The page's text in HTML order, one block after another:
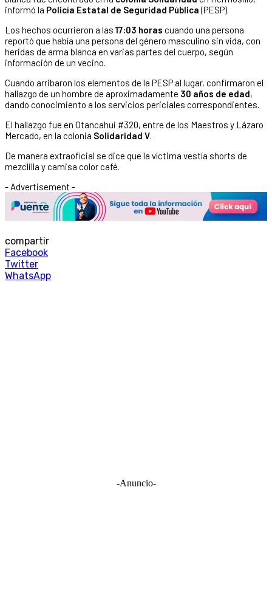
informó la Policía Estatal de Seguridad Pública(PESP).
Los hechos ocurrieron a las 17:03 horas cuando una persona
reportó que había una persona del género masculino sin vida, con
heridas de arma blanca en varias partes del cuerpo, según
información de un vecino.
Cuando arribaron los elementos de la PESP al lugar, confirmaron el
hallazgo de un hombre de aproximadamente 30 años de edad,
dando conocimiento a los servicios periciales correspondientes.
El hallazgo fue en Otancahui #320, entre de los Maestros y Lázaro
Mercado, en la colonia Solidaridad V.
De manera extraoficial se dice que la víctima vestía shorts de
mezclilla y camisa color café.
- Advertisement -
compartir
Facebook
Twitter
WhatsApp
-Anuncio-